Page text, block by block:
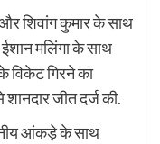
और शिवांग कुमार के साथ
मलिंगा के साथ
विकेट गिरने का
जीत दर्ज की.
आंकड़े के साथ